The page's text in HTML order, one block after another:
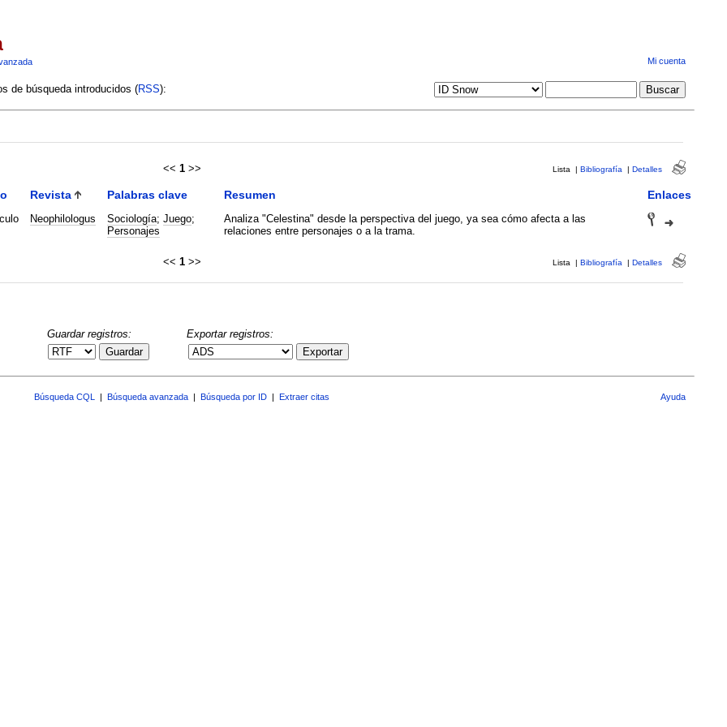
Mi cuenta
de búsqueda introducidos (RSS):
<< 1 >> Lista | Bibliografía | Detalles
Revista Palabras clave Resumen Enlaces
Neophilologus Sociología; Juego;
Personajes
Analiza "Celestina" desde la perspectiva del juego, ya sea cómo afecta a las
relaciones entre personajes o a la trama.
<< 1 >> Lista | Bibliografía | Detalles
Guardar registros:
Guardar
Exportar registros:
Exportar
Búsqueda CQL Búsqueda avanzada Búsqueda por ID Extraer citas Ayuda